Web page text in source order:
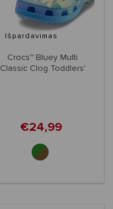
Išpardavimas
Crocs™ Bluey Multi
Classic Clog Toddlers'
€24,99